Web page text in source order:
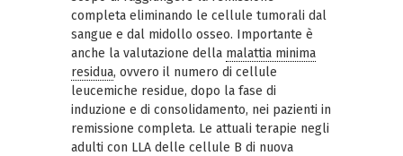
completa eliminando le cellule tumorali dal
sangue e dal midollo osseo. Importante è
anche la valutazione della malattia minima
residua, ovvero il numero di cellule
leucemiche residue, dopo la fase di
induzione e di consolidamento, nei pazienti in
remissione completa. Le attuali terapie negli
adulti con LLA delle cellule B di nuova